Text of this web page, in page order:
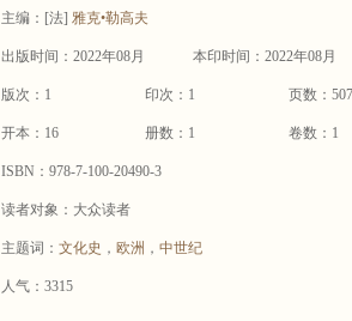
主编： [法] 雅克•勒高夫
出版时间：2022年08月 本印时间：2022年08月
版次：1 印次：1 页数：
开本：16 册数：1 卷数：1
ISBN：978-7-100-20490-3
读者对象：大众读者
主题词： 文化史 ， 欧洲 ， 中世纪
人气：3315